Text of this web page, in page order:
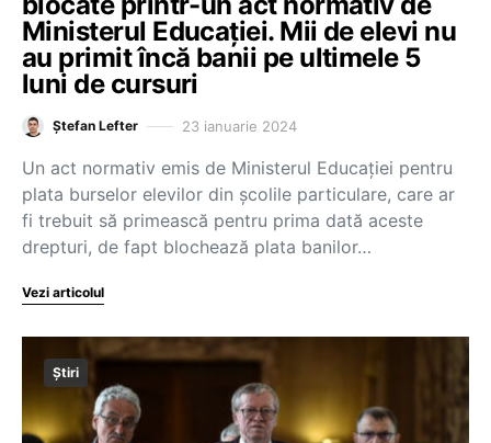
Ministerul Educației. Mii de elevi nu
au primit încă banii pe ultimele 5
luni de cursuri
Ștefan Lefter 23 ianuarie 2024
Un act normativ emis de Ministerul Educației pentru
plata burselor elevilor din școlile particulare, care ar
fi trebuit să primească pentru prima dată aceste
drepturi, de fapt blochează plata banilor…
Vezi articolul
Știri